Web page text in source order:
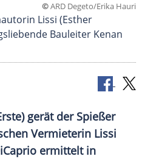
©ARD Degeto/Erika Hauri
Lissi (Esther
Bauleiter Kenan
gerät der Spießer
Vermieterin Lissi
ermittelt in